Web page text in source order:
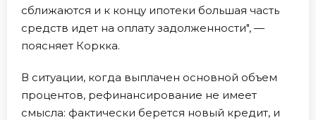
сближаются и к концу ипотеки большая часть
средств идет на оплату задолженности", —
поясняет Коркка.
В ситуации, когда выплачен основной объем
процентов, рефинансирование не имеет
смысла: фактически берется новый кредит, и